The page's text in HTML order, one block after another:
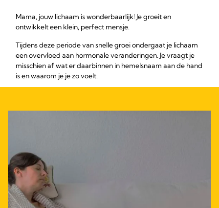
Mama, jouw lichaam is wonderbaarlijk! Je groeit en
ontwikkelt een klein, perfect mensje.
Tijdens deze periode van snelle groei ondergaat je lichaam
een overvloed aan hormonale veranderingen. Je vraagt je
misschien af wat er daarbinnen in hemelsnaam aan de hand
is en waarom je je zo voelt.